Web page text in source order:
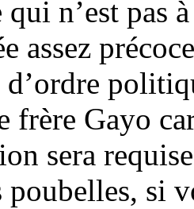
n’est pas
assez
frère Gayo
sera
poubelles, si